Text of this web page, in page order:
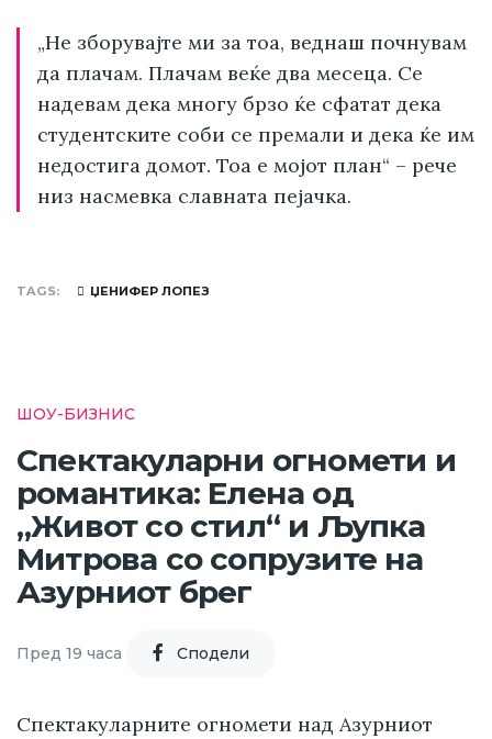
„Не зборувајте ми за тоа, веднаш почнувам
да плачам. Плачам веќе два месеца. Се
надевам дека многу брзо ќе сфатат дека
студентските соби се премали и дека ќе им
недостига домот. Тоа е мојот план“ – рече
низ насмевка славната пејачка.
TAGS ЏЕНИФЕР ЛОПЕЗ
ШОУ-БИЗНИС
Спектакуларни огномети и
романтика: Елена од
„Живот со стил“ и Љупка
Митрова со сопрузите на
Азурниот брег
Пред 19 часа Cподели
Спектакуларните огномети над Азурниот